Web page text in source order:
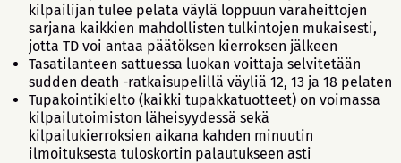
kilpailijan tulee pelata väylä loppuun varaheittojen
sarjana kaikkien mahdollisten tulkintojen mukaisesti,
jotta TD voi antaa päätöksen kierroksen jälkeen
Tasatilanteen sattuessa luokan voittaja selvitetään
sudden death -ratkaisupelillä väyliä 12, 13 ja 18 pelaten
Tupakointikielto (kaikki tupakkatuotteet) on voimassa
kilpailutoimiston läheisyydessä sekä
kilpailukierroksien aikana kahden minuutin
ilmoituksesta tuloskortin palautukseen asti